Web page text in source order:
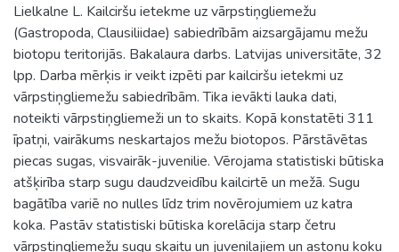
Lielkalne L. Kailciršu ietekme uz vārpstiņgliemežu
(Gastropoda, Clausiliidae) sabiedrībām aizsargājamu mežu
biotopu teritorijās. Bakalaura darbs. Latvijas universitāte, 32
lpp. Darba mērķis ir veikt izpēti par kailciršu ietekmi uz
vārpstiņgliemežu sabiedrībām. Tika ievākti lauka dati,
noteikti vārpstiņgliemeži un to skaits. Kopā konstatēti 311
īpatņi, vairākums neskartajos mežu biotopos. Pārstāvētas
piecas sugas, visvairāk-juvenilie. Vērojama statistiski būtiska
atšķirība starp sugu daudzveidību kailcirtē un mežā. Sugu
bagātība variē no nulles līdz trim novērojumiem uz katra
koka. Pastāv statistiski būtiska korelācija starp četru
vārpstiņgliemežu sugu skaitu un juvenilajiem un astoņu koku